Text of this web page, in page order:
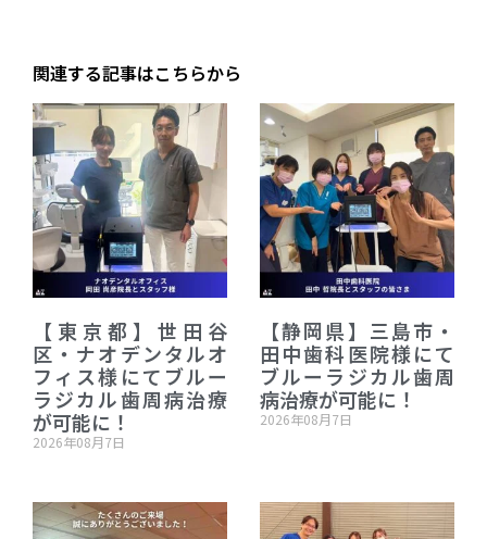
関連する記事はこちらから
【東京都】世田谷
区・ナオデンタルオ
フィス様にてブルー
ラジカル歯周病治療
が可能に！
2026年08月7日
【静岡県】三島市・
田中歯科医院様にて
ブルーラジカル歯周
病治療が可能に！
2026年08月7日